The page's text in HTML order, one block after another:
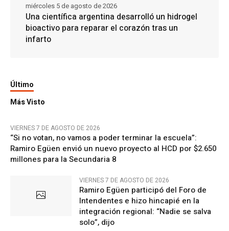
Una científica argentina desarrolló un hidrogel
bioactivo para reparar el corazón tras un
infarto
miércoles 5 de agosto de 2026
Último
Más Visto
VIERNES 7 DE AGOSTO DE 2026
“Si no votan, no vamos a poder terminar la escuela”:
Ramiro Egüen envió un nuevo proyecto al HCD por $2.650
millones para la Secundaria 8
VIERNES 7 DE AGOSTO DE 2026
Ramiro Egüen participó del Foro de
Intendentes e hizo hincapié en la
integración regional: “Nadie se salva
solo”, dijo